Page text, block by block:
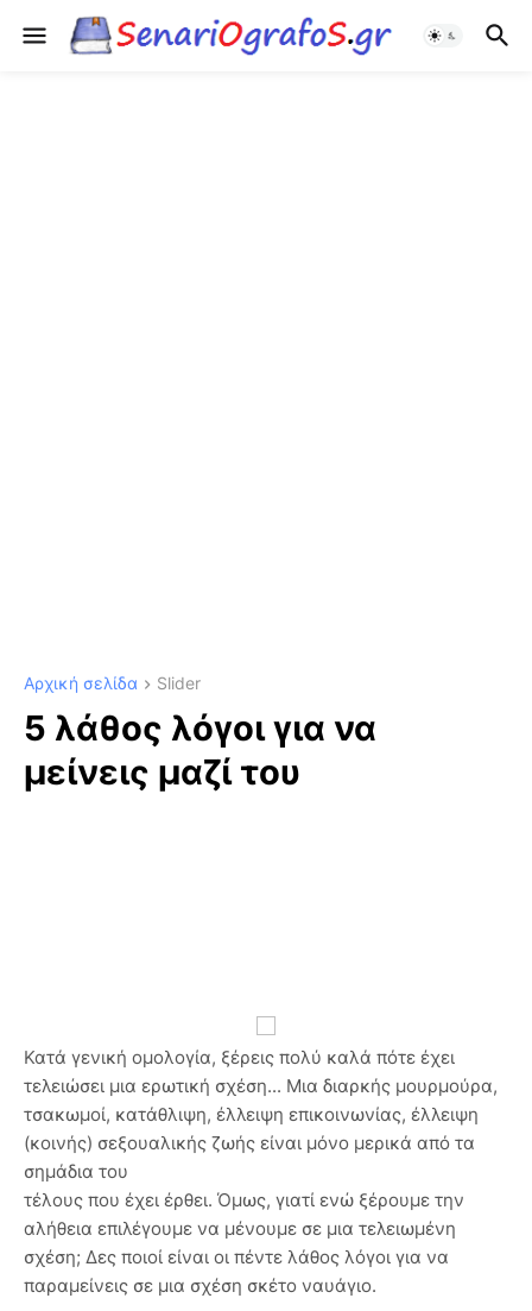
Αρχική σελίδα Slider
5 λάθος λόγοι για να
μείνεις μαζί του
Κατά γενική ομολογία, ξέρεις πολύ καλά πότε έχει
τελειώσει μια ερωτική σχέση... Μια διαρκής μουρμούρα,
τσακωμοί, κατάθλιψη, έλλειψη επικοινωνίας, έλλειψη
(κοινής) σεξουαλικής ζωής είναι μόνο μερικά από τα
σημάδια του
τέλους που έχει έρθει. Όμως, γιατί ενώ ξέρουμε την
αλήθεια επιλέγουμε να μένουμε σε μια τελειωμένη
σχέση; Δες ποιοί είναι οι πέντε λάθος λόγοι για να
παραμείνεις σε μια σχέση σκέτο ναυάγιο.